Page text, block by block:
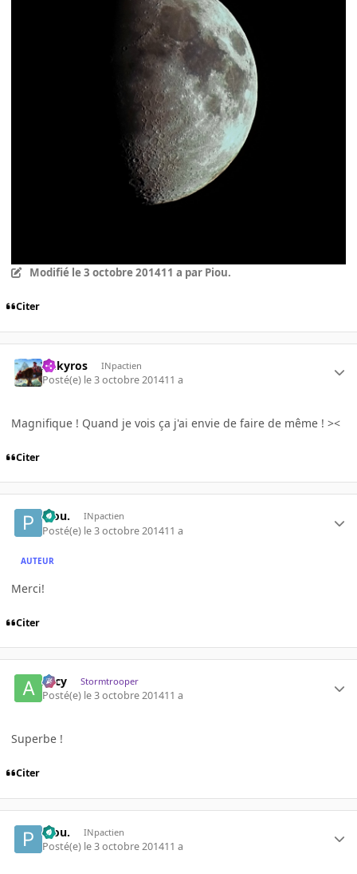
Modifié le 3 octobre 201411 a par Piou.
Citer
Aekyros INpactien
Posté(e) le 3 octobre 201411 a
Magnifique ! Quand je vois ça j'ai envie de faire de même ! ><
Citer
Piou. INpactien
Posté(e) le 3 octobre 201411 a
AUTEUR
Merci!
Citer
Arcy Stormtrooper
Posté(e) le 3 octobre 201411 a
Superbe !
Citer
Piou. INpactien
Posté(e) le 3 octobre 201411 a